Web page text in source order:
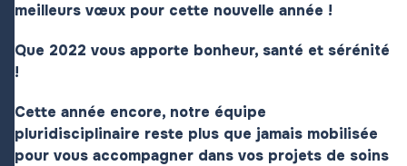
meilleurs vœux pour cette nouvelle année !
Que 2022 vous apporte bonheur, santé et sérénité
!
Cette année encore, notre équipe
pluridisciplinaire reste plus que jamais mobilisée
pour vous accompagner dans vos projets de soins